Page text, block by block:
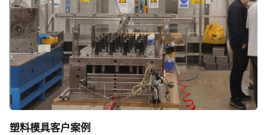
塑料模具客户案例